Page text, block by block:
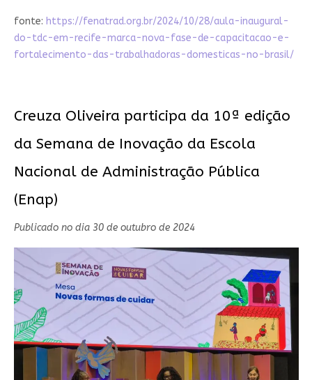
fonte: https://fenatrad.org.br/2024/10/28/aula-inaugural-
do-tdc-em-recife-marca-nova-fase-de-capacitacao-e-
fortalecimento-das-trabalhadoras-domesticas-no-brasil/
Creuza Oliveira participa da 10ª edição
da Semana de Inovação da Escola
Nacional de Administração Pública
(Enap)
Publicado no dia 30 de outubro de 2024